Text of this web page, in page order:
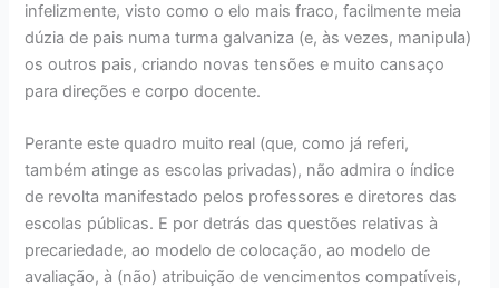
infelizmente, visto como o elo mais fraco, facilmente meia
dúzia de pais numa turma galvaniza (e, às vezes, manipula)
os outros pais, criando novas tensões e muito cansaço
para direções e corpo docente.
Perante este quadro muito real (que, como já referi,
também atinge as escolas privadas), não admira o índice
de revolta manifestado pelos professores e diretores das
escolas públicas. E por detrás das questões relativas à
precariedade, ao modelo de colocação, ao modelo de
avaliação, à (não) atribuição de vencimentos compatíveis,